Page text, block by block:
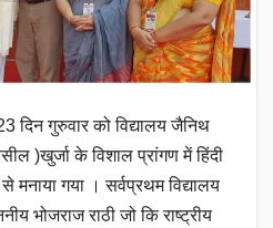
गुरुवार को विद्यालय जैनिथ
)खुर्जा के विशाल प्रांगण में हिंदी
गया । सर्वप्रथम विद्यालय
भोजराज राठी जो कि राष्ट्रीय